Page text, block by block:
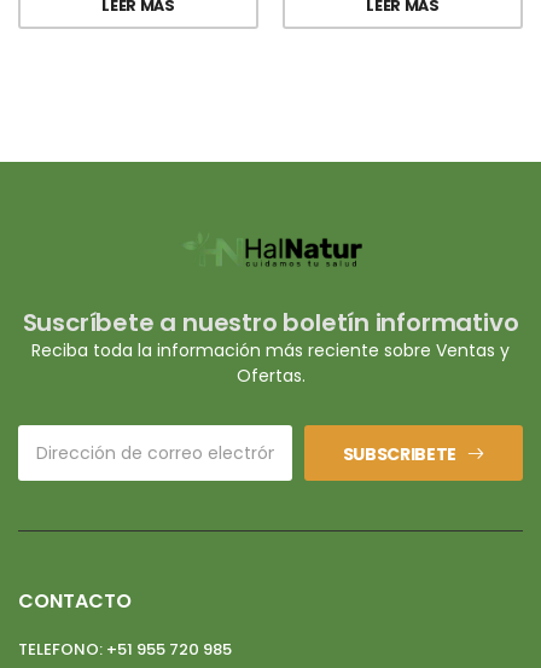
LEER MÁS LEER MÁS
Suscríbete a nuestro boletín informativo
Reciba toda la información más reciente sobre Ventas y
Ofertas.
SUBSCRIBETE
CONTACTO
TELEFONO: +51 955 720 985